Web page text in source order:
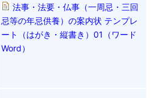
法事・法要・仏事（一周忌・三回
忌等の年忌供養）の案内状 テンプレ
ート（はがき・縦書き）01（ワード
Word）